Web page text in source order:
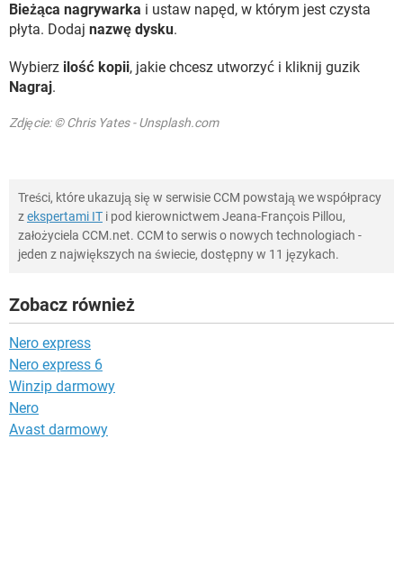
Bieżąca nagrywarka i ustaw napęd, w którym jest czysta
płyta. Dodaj nazwę dysku.
Wybierz ilość kopii, jakie chcesz utworzyć i kliknij guzik
Nagraj.
Zdjęcie: © Chris Yates - Unsplash.com
Treści, które ukazują się w serwisie CCM powstają we współpracy
zekspertami IT i pod kierownictwem Jeana-François Pillou,
założyciela CCM.net. CCM to serwis o nowych technologiach -
jeden z największych na świecie, dostępny w 11 językach.
Zobacz również
Nero express
Nero express 6
Winzip darmowy
Nero
Avast darmowy